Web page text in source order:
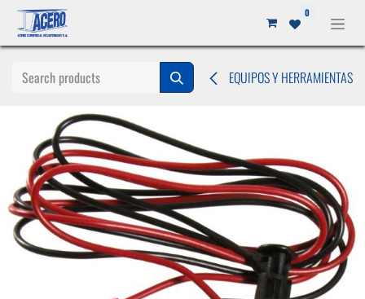
Ir al contenido 0
EQUIPOS Y HERRAMIENTAS